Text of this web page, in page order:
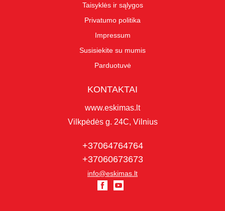
Taisyklės ir sąlygos
Privatumo politika
Impressum
Susisiekite su mumis
Parduotuvė
KONTAKTAI
www.eskimas.lt
Vilkpėdės g. 24C, Vilnius
+37064764764
+37060673673
info@eskimas.lt